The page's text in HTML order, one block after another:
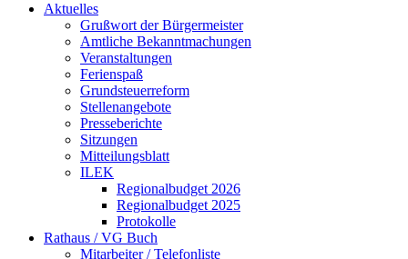
Aktuelles
Grußwort der Bürgermeister
Amtliche Bekanntmachungen
Veranstaltungen
Ferienspaß
Grundsteuerreform
Stellenangebote
Presseberichte
Sitzungen
Mitteilungsblatt
ILEK
Regionalbudget 2026
Regionalbudget 2025
Protokolle
Rathaus / VG Buch
Mitarbeiter / Telefonliste